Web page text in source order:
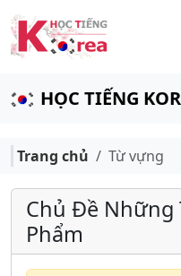
HỌC TIẾNG
Trang chủ Từ vựng
Chủ Đề Những
Phẩm